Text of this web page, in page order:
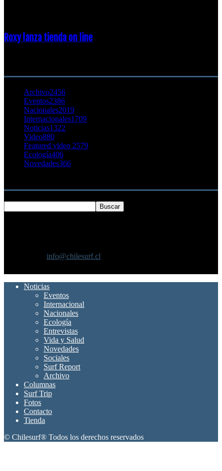
Roxy lanza tienda on line
Archivo2456
Eventos2386
Nacionales2019
Internacionales1709
Noticias1322
Video880
Featured video 2579
Ecología406
Novedades366
info@chilesurf.cl
Noticias
Eventos
Internacional
Nacionales
Ecología
Entrevistas
Vida y Salud
Novedades
Sociales
Surf Report
Archivo
Columnas
Surf Trip
Fotos
Contacto
Tienda
© Chilesurf® Todos los derechos reservados